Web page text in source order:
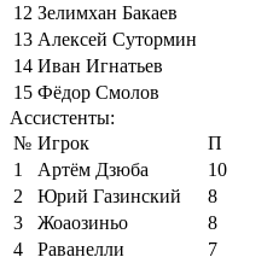
12 Зелимхан Бакаев
13 Алексей Сутормин
14 Иван Игнатьев
15 Фёдор Смолов
Ассистенты:
№ Игрок
П
1
Артём Дзюба
10
2
Юрий Газинский
8
3
Жоаозиньо
8
4
Раванелли
7